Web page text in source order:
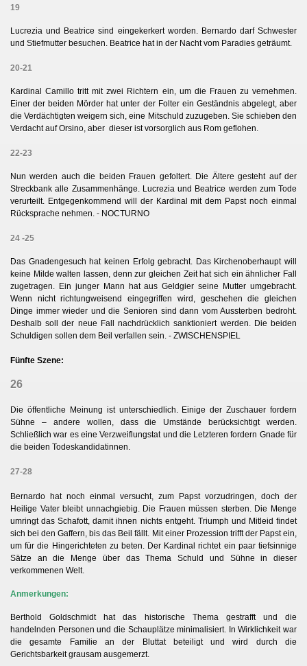
19
Lucrezia und Beatrice sind eingekerkert worden. Bernardo darf Schwester
und Stiefmutter besuchen. Beatrice hat in der Nacht vom Paradies geträumt.
20-21
Kardinal Camillo tritt mit zwei Richtern ein, um die Frauen zu vernehmen.
Einer der beiden Mörder hat unter der Folter ein Geständnis abgelegt, aber
die Verdächtigten weigern sich, eine Mitschuld zuzugeben. Sie schieben den
Verdacht auf Orsino, aber dieser ist vorsorglich aus Rom geflohen.
22-23
Nun werden auch die beiden Frauen gefoltert. Die Ältere gesteht auf der
Streckbank alle Zusammenhänge. Lucrezia und Beatrice werden zum Tode
verurteilt. Entgegenkommend will der Kardinal mit dem Papst noch einmal
Rücksprache nehmen. - NOCTURNO
24 -25
Das Gnadengesuch hat keinen Erfolg gebracht. Das Kirchenoberhaupt will
keine Milde walten lassen, denn zur gleichen Zeit hat sich ein ähnlicher Fall
zugetragen. Ein junger Mann hat aus Geldgier seine Mutter umgebracht.
Wenn nicht richtungweisend eingegriffen wird, geschehen die gleichen
Dinge immer wieder und die Senioren sind dann vom Aussterben bedroht.
Deshalb soll der neue Fall nachdrücklich sanktioniert werden. Die beiden
Schuldigen sollen dem Beil verfallen sein. - ZWISCHENSPIEL
Fünfte Szene:
26
Die öffentliche Meinung ist unterschiedlich. Einige der Zuschauer fordern
Sühne – andere wollen, dass die Umstände berücksichtigt werden.
Schließlich war es eine Verzweiflungstat und die Letzteren fordern Gnade für
die beiden Todeskandidatinnen.
27-28
Bernardo hat noch einmal versucht, zum Papst vorzudringen, doch der
Heilige Vater bleibt unnachgiebig. Die Frauen müssen sterben. Die Menge
umringt das Schafott, damit ihnen nichts entgeht. Triumph und Mitleid findet
sich bei den Gaffern, bis das Beil fällt. Mit einer Prozession trifft der Papst ein,
um für die Hingerichteten zu beten. Der Kardinal richtet ein paar tiefsinnige
Sätze an die Menge über das Thema Schuld und Sühne in dieser
verkommenen Welt.
Anmerkungen:
Berthold Goldschmidt hat das historische Thema gestrafft und die
handelnden Personen und die Schauplätze minimalisiert. In Wirklichkeit war
die gesamte Familie an der Bluttat beteiligt und wird durch die
Gerichtsbarkeit grausam ausgemerzt.